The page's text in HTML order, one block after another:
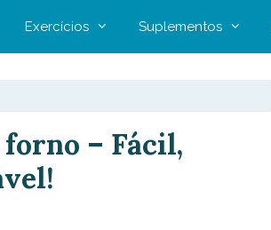
Exercícios Suplementos
– Fácil,